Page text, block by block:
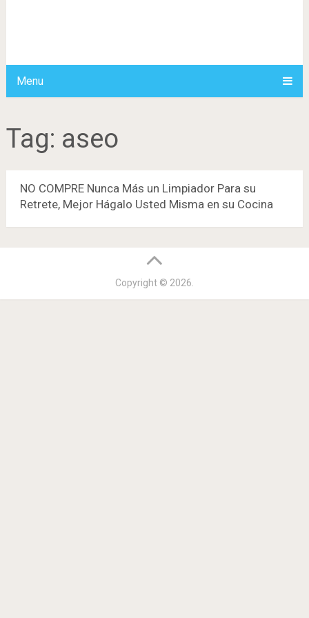
Menu
Tag: aseo
NO COMPRE Nunca Más un Limpiador Para su
Retrete, Mejor Hágalo Usted Misma en su Cocina
Copyright © 2026.